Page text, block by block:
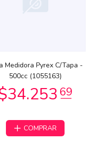
Medidora Pyrex C/Tapa -
500cc (1055163)
COMPRAR